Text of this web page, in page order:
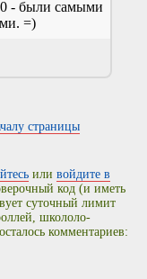
- были самыми
=)
страницы
иливойдите в
код (и иметь
суточный лимит
школоло-
комментариев: